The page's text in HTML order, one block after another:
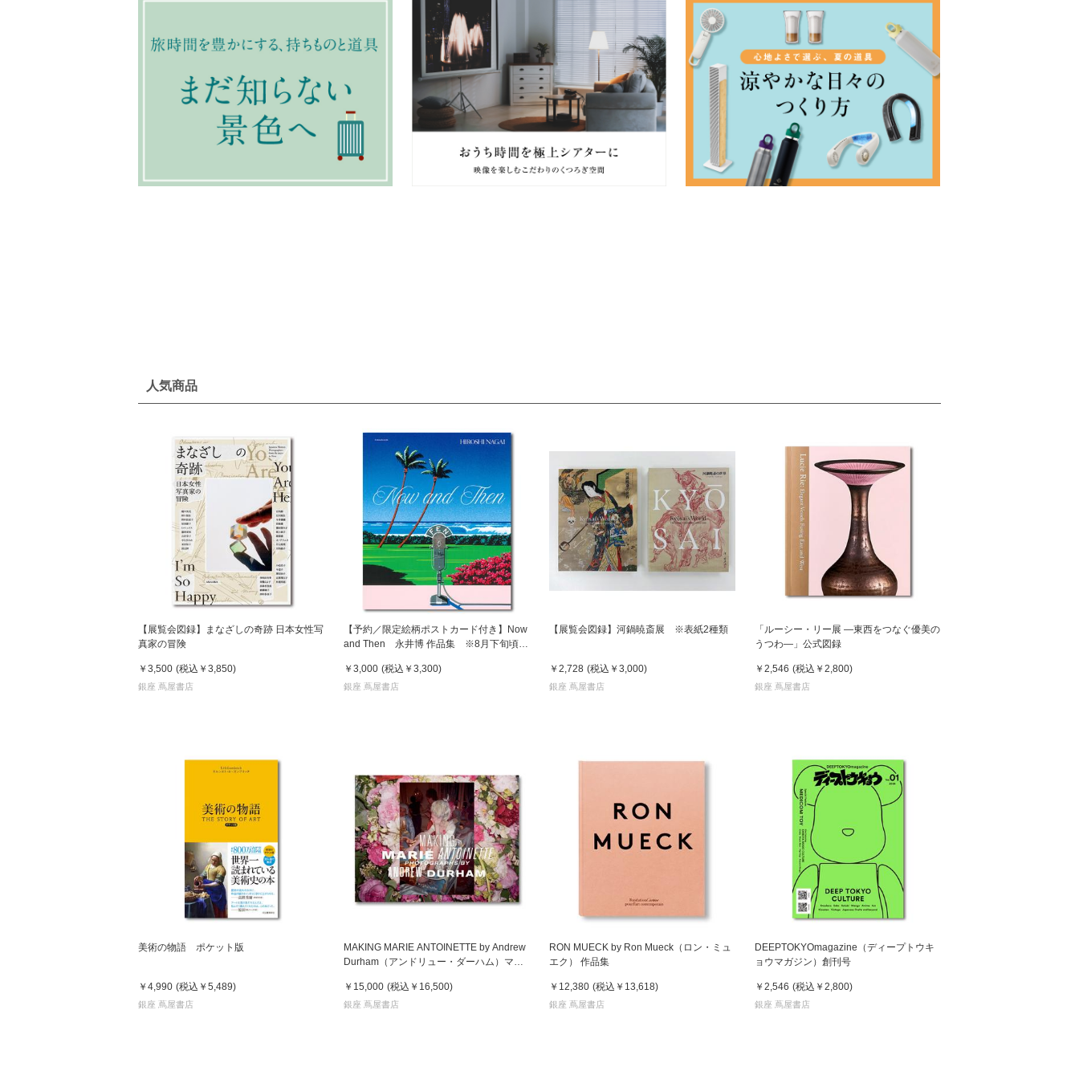
人気商品
【展覧会図録】まなざしの奇跡 日本女性写
真家の冒険
￥3,500 (税込 ￥3,850)
銀座 蔦屋書店
【予約／限定絵柄ポストカード付き】Now
and Then 永井博 作品集 ※8月下旬頃の
￥3,000 (税込 ￥3,300)
銀座 蔦屋書店
【展覧会図録】河鍋暁斎展 ※表紙2種類
￥2,728 (税込 ￥3,000)
銀座 蔦屋書店
「ルーシー・リー展 ―東西をつなぐ優美の
うつわ―」公式図録
￥2,546 (税込 ￥2,800)
銀座 蔦屋書店
美術の物語 ポケット版
￥4,990 (税込 ￥5,489)
銀座 蔦屋書店
MAKING MARIE ANTOINETTE by Andrew
Durham（アンドリュー・ダーハム）マリ
￥15,000 (税込 ￥16,500)
銀座 蔦屋書店
RON MUECK by Ron Mueck（ロン・ミュ
エク） 作品集
￥12,380 (税込 ￥13,618)
銀座 蔦屋書店
DEEPTOKYOmagazine（ディープトウキ
ョウマガジン）創刊号
￥2,546 (税込 ￥2,800)
銀座 蔦屋書店